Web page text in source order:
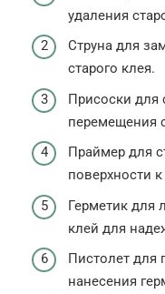
удаления
Струна для
старого клея.
Присоски для
перемещения
Праймер для
поверхности
Герметик для
клей для
Пистолет для
нанесения